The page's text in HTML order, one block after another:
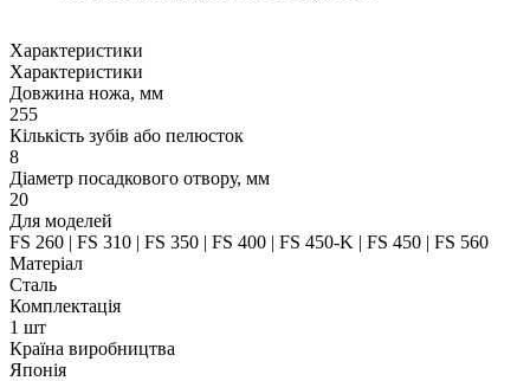
Характеристики
Характеристики
Довжина ножа, мм
255
Кількість зубів або пелюсток
8
Діаметр посадкового отвору, мм
20
Для моделей
FS 260 | FS 310 | FS 350 | FS 400 | FS 450-K | FS 450 | FS 560
Матеріал
Сталь
Комплектація
1 шт
Країна виробництва
Японія